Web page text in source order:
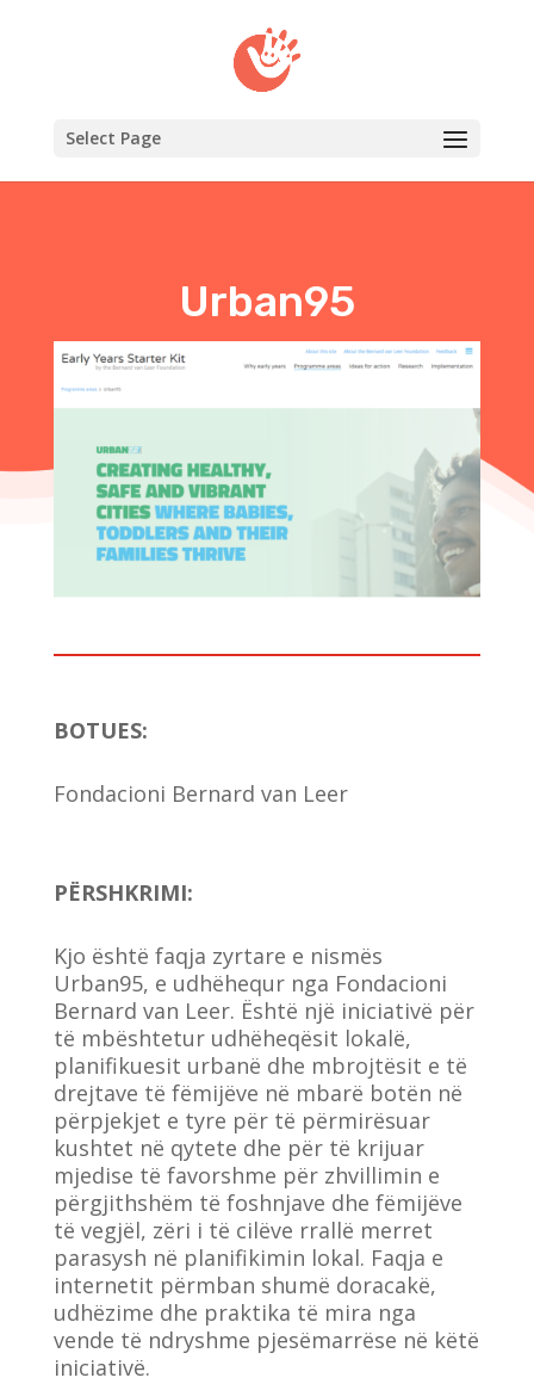
Select Page
Urban95
BOTUES:
Fondacioni Bernard van Leer
PËRSHKRIMI:
Kjo është faqja zyrtare e nismës
Urban95, e udhëhequr nga Fondacioni
Bernard van Leer. Është një iniciativë për
të mbështetur udhëheqësit lokalë,
planifikuesit urbanë dhe mbrojtësit e të
drejtave të fëmijëve në mbarë botën në
përpjekjet e tyre për të përmirësuar
kushtet në qytete dhe për të krijuar
mjedise të favorshme për zhvillimin e
përgjithshëm të foshnjave dhe fëmijëve
të vegjël, zëri i të cilëve rrallë merret
parasysh në planifikimin lokal. Faqja e
internetit përmban shumë doracakë,
udhëzime dhe praktika të mira nga
vende të ndryshme pjesëmarrëse në këtë
iniciativë.